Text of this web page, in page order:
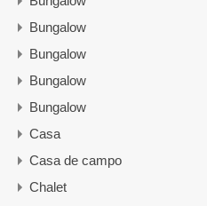
Bungalow
Bungalow
Bungalow
Bungalow
Casa
Casa de campo
Chalet